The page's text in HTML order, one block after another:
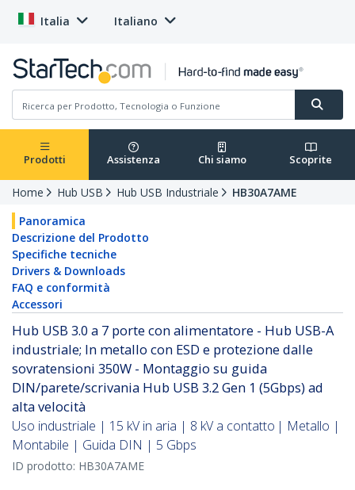
Italia Italiano
Prodotti Assistenza Chi siamo Scoprite
Home Hub USB Hub USB Industriale
HB30A7AME
Panoramica
Descrizione del Prodotto
Specifiche tecniche
Drivers & Downloads
FAQ e conformità
Accessori
Hub USB 3.0 a 7 porte con alimentatore - Hub USB-A
industriale; In metallo con ESD e protezione dalle
sovratensioni 350W - Montaggio su guida
DIN/parete/scrivania Hub USB 3.2 Gen 1 (5Gbps) ad
alta velocità
Uso industriale | 15 kV in aria | 8 kV a contatto | Metallo |
Montabile | Guida DIN | 5 Gbps
ID prodotto: HB30A7AME